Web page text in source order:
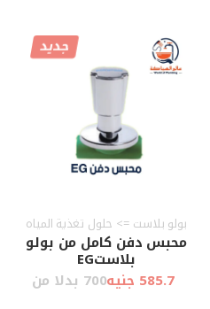
أضف إلى
العربة عرض سريع
جديد
بولو بلاست => حلول تغذية المياه
محبس دفن كامل من بولو
بلاستEG
585.7 جنيه
700 بدلا من